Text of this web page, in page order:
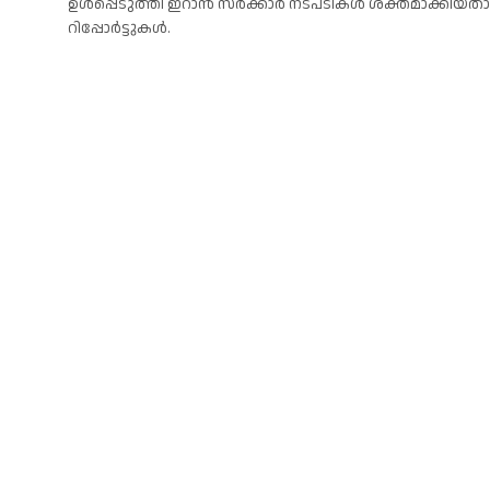
ഉൾപ്പെടുത്തി ഇറാൻ സർക്കാർ നടപടികൾ
റിപ്പോർട്ടുകൾ.